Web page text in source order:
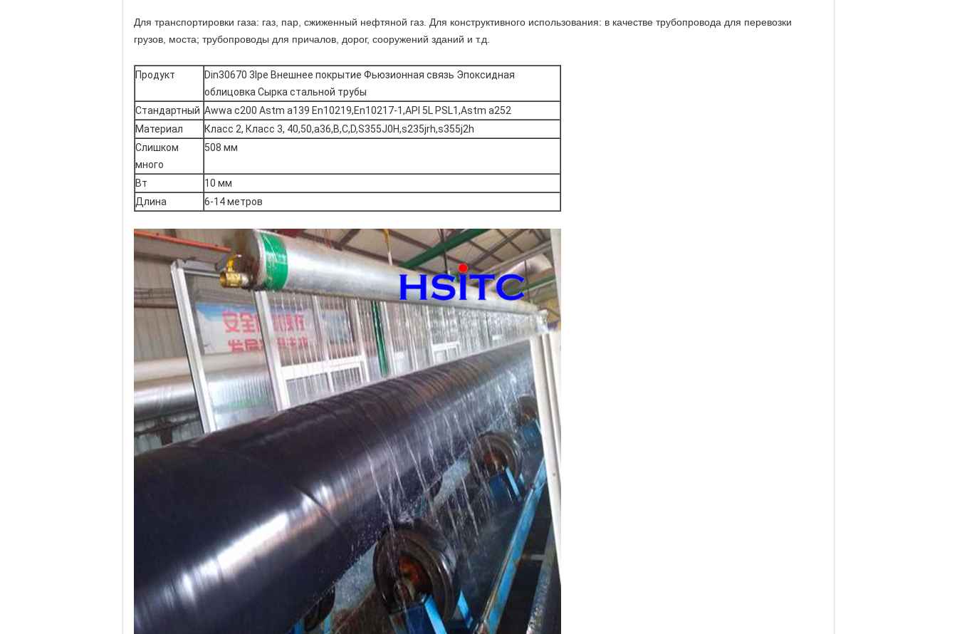
Для транспортировки газа: газ, пар, сжиженный нефтяной газ. Для конструктивного использования: в качестве трубопровода для перевозки
грузов, моста; трубопроводы для причалов, дорог, сооружений зданий и т.д.
Продукт
Din30670 3lpe Внешнее покрытие Фьюзионная связь Эпоксидная
облицовка Сырка стальной трубы
Стандартный Awwa c200 Astm a139 En10219,En10217-1,API 5L PSL1,Astm a252
Материал
Класс 2, Класс 3, 40,50,a36,B,C,D,S355J0H,s235jrh,s355j2h
Слишком
много
508 мм
Вт
10 мм
Длина
6-14 метров